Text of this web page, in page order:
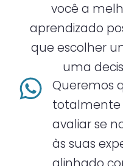
você a
aprendizado
que escolher
uma
Queremos
totalmente
avaliar se
às suas